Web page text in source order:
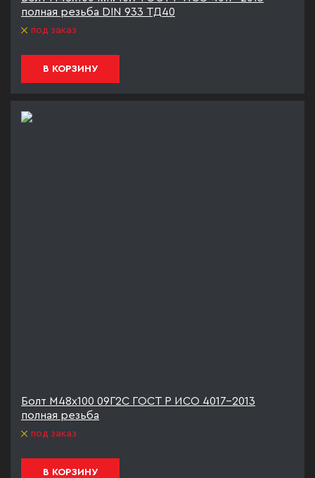
полная резьба DIN 933 ТД40
под заказ
В КОРЗИНУ
Болт М48х100 09Г2С ГОСТ Р ИСО 4017-2013
полная резьба
под заказ
В КОРЗИНУ